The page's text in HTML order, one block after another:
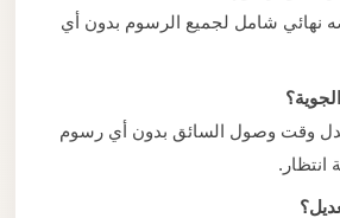
نهائي شامل لجميع الرسوم بدون أي
وقت وصول السائق بدون أي رسوم